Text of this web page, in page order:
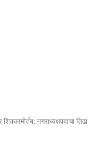
नगराध्यक्षपदाचा